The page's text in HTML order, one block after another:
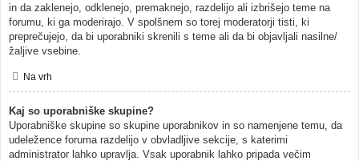
in da zaklenejo, odklenejo, premaknejo, razdelijo ali izbrišejo teme na
forumu, ki ga moderirajo. V spolšnem so torej moderatorji tisti, ki
preprečujejo, da bi uporabniki skrenili s teme ali da bi objavljali nasilne/
žaljive vsebine.
Na vrh
Kaj so uporabniške skupine?
Uporabniške skupine so skupine uporabnikov in so namenjene temu, da
udeležence foruma razdelijo v obvladljive sekcije, s katerimi
administrator lahko upravlja. Vsak uporabnik lahko pripada večim